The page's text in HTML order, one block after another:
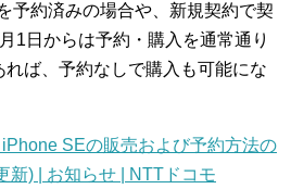
予約済みの場合や、新規契約で契
1日からは予約・購入を通常通り
ば、予約なしで購入も可能にな
SEの販売および予約方法の
新) | お知らせ | NTTドコモ